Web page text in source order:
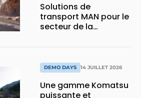
Solutions de
transport MAN pour le
secteur de la
DEMO DAYS 14 JUILLET 2026
Une gamme Komatsu
puissante et